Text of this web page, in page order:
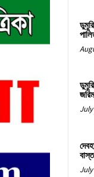
July
July